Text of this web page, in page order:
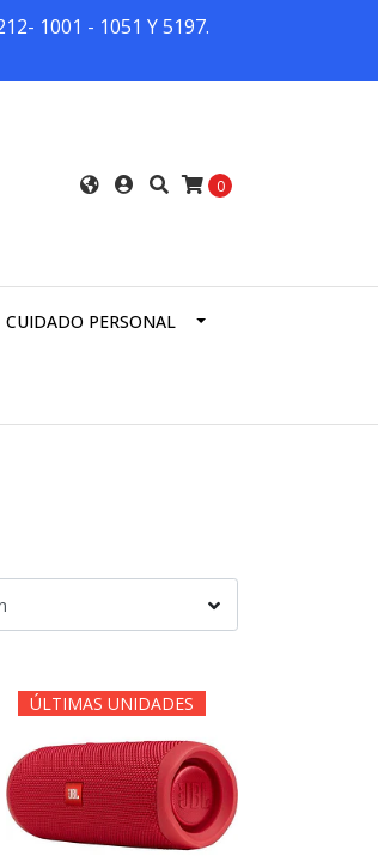
1001 - 1051 Y 5197.
0
CUIDADO PERSONAL
ÚLTIMAS UNIDADES